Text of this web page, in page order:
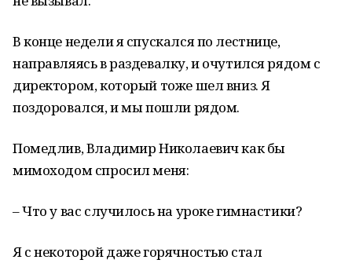
В конце недели я спускался по лестнице,
направляясь в раздевалку, и очутился рядом с
директором, который тоже шел вниз. Я
поздоровался, и мы пошли рядом.
Помедлив, Владимир Николаевич как бы
мимоходом спросил меня:
– Что у вас случилось на уроке гимнастики?
Я с некоторой даже горячностью стал